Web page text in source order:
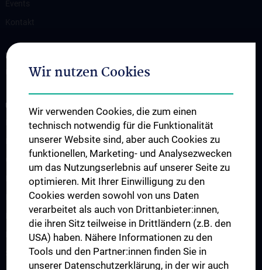
INFORMATIONEN FÜR USER
Unsere Geräte
UNSERE UNITS
Bioinformatics
Flow Cytometry
Genomics-RNA
Imaging
Mass Cytometry
Metabolomics
Proteomics
Screening
Wir nutzen Cookies
Wir verwenden Cookies, die zum einen
technisch notwendig für die Funktionalität
unserer Website sind, aber auch Cookies zu
funktionellen, Marketing- und Analysezwecken
um das Nutzungserlebnis auf unserer Seite zu
optimieren. Mit Ihrer Einwilligung zu den
Cookies werden sowohl von uns Daten
verarbeitet als auch von Drittanbieter:innen,
die ihren Sitz teilweise in Drittländern (z.B. den
USA) haben. Nähere Informationen zu den
Tools und den Partner:innen finden Sie in
unserer Datenschutzerklärung, in der wir auch